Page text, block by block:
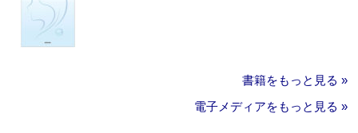
書籍をもっと見る »
電子メディアをもっと見る »